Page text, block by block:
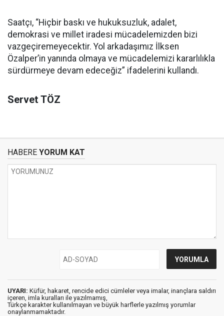
Saatçı, “Hiçbir baskı ve hukuksuzluk, adalet,
demokrasi ve millet iradesi mücadelemizden bizi
vazgeçiremeyecektir. Yol arkadaşımız İlksen
Özalper’in yanında olmaya ve mücadelemizi kararlılıkla
sürdürmeye devam edeceğiz” ifadelerini kullandı.
Servet TÖZ
HABERE YORUM KAT
UYARI: Küfür, hakaret, rencide edici cümleler veya imalar, inançlara saldırı
içeren, imla kuralları ile yazılmamış,
Türkçe karakter kullanılmayan ve büyük harflerle yazılmış yorumlar
onaylanmamaktadır.